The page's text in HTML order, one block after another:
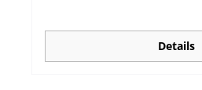
Details